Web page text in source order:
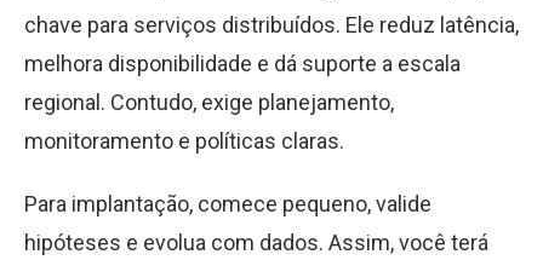
chave para serviços distribuídos. Ele reduz latência,
melhora disponibilidade e dá suporte a escala
regional. Contudo, exige planejamento,
monitoramento e políticas claras.
Para implantação, comece pequeno, valide
hipóteses e evolua com dados. Assim, você terá